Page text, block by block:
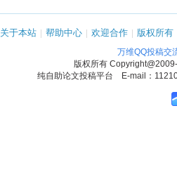
关于本站 | 帮助中心 | 欢迎合作 | 版权所有
万维QQ投稿交
版权所有
纯自助论文投稿平台 E-mail：